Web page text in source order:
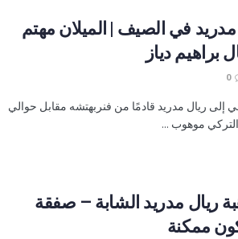
مدريد في الصيف | الميلان مهتم
براهيم دياز
0
إلى ريال مدريد قادمًا من فنربهتشه مقابل حوالي
ريال مدريد الشابة – صفقة
ممكنة